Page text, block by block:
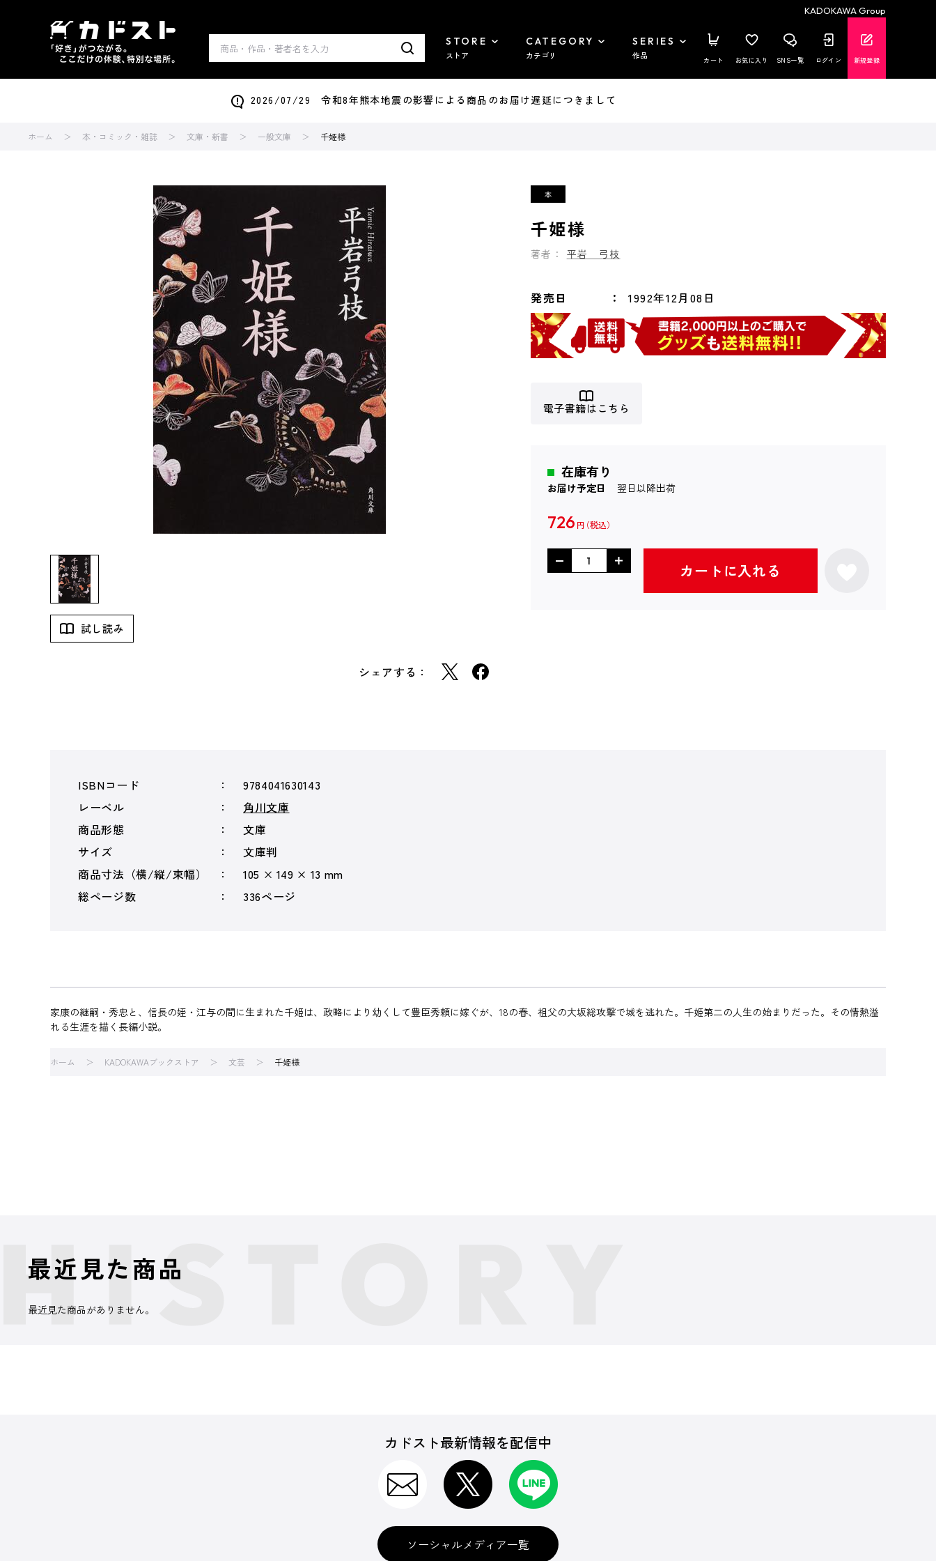
KADOKAWA Group
STORE
ストア
CATEGORY
カテゴリ
SERIES
作品 カート お気に入り SNS一覧 ログイン 新規登録
2026/07/29 令和8年熊本地震の影響による商品のお届け遅延につきまして
ホーム 本・コミック・雑誌 文庫・新書 一般文庫 千姫様
試し読み
シェアする：
千姫様
著者： 平岩 弓枝
発売日 1992年12月08日
電子書籍はこちら
在庫有り
お届け予定日 翌日以降出荷
726 円
カートに入れる
ISBNコード
9784041630143
レーベル
角川文庫
商品形態
文庫
サイズ
文庫判
商品寸法（横/縦/束幅）
105 × 149 × 13 mm
総ページ数
336ページ
家康の継嗣・秀忠と、信長の姪・江与の間に生まれた千姫は、政略により幼くして豊臣秀頼に嫁ぐが、18の春、祖父の大坂総攻撃で城を逃れた。千姫第二の人生の始まりだった。その情熱溢
れる生涯を描く長編小説。
ホーム KADOKAWAブックストア 文芸 千姫様
最近見た商品
最近見た商品がありません。
カドスト最新情報を配信中
ソーシャルメディア一覧